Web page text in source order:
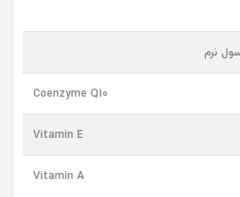
Coenzyme Q10
Vitamin E
Vitamin A